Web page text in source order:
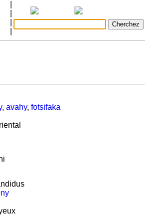
, avahy, fotsifaka